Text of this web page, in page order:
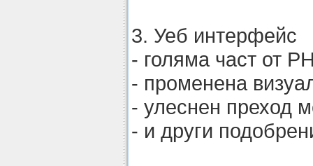
3. Уеб интерфейс
- голяма част от
- променена
- улеснен преход
- и други